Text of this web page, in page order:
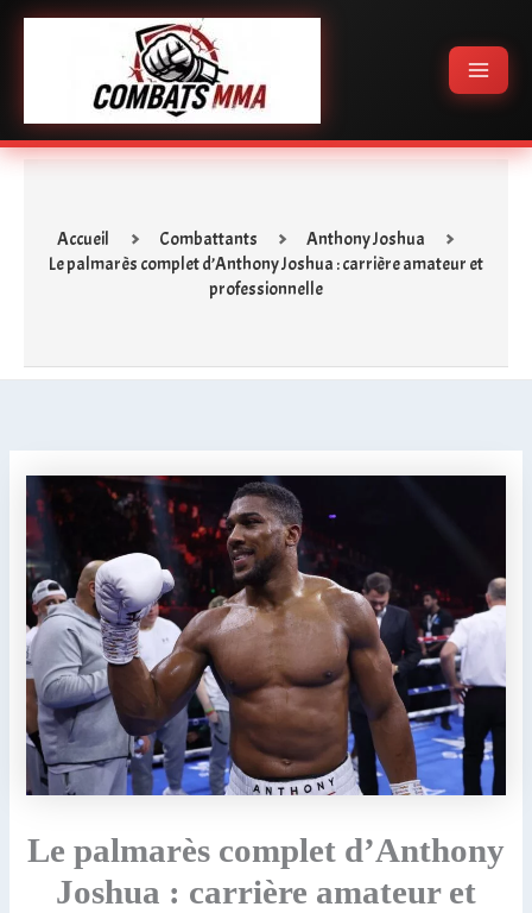
Aller
Menu
Accueil Combattants
Anthony Joshua
Le palmarès complet d’Anthony Joshua : carrière amateur et
professionnelle
Le palmarès complet d’Anthony
Joshua : carrière amateur et